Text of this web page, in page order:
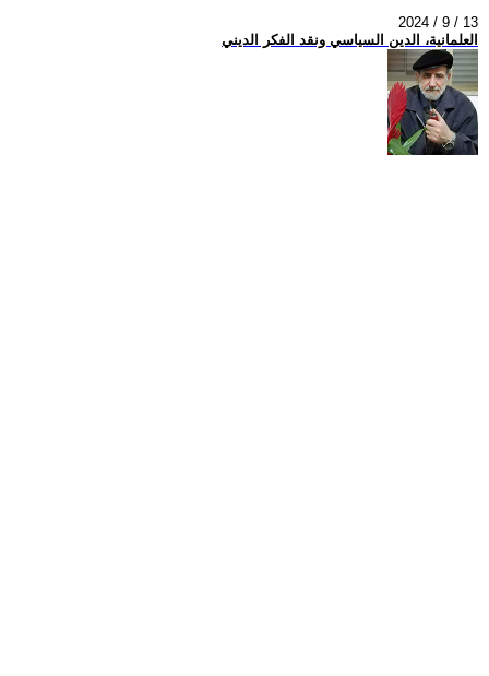
2024 / 9 / 13
العلمانية، الدين السياسي ونقد الفكر الديني